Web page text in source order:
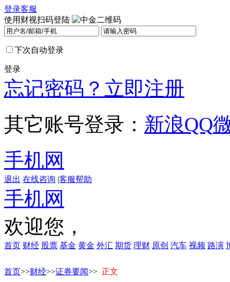
登录客服
使用财视扫码登陆
下次自动登录
登录
忘记密码？ 立即注册
其它账号登录： 新浪QQ
手机网
退出 在线咨询 |客服帮助
手机网
欢迎您，
首页 财经 股票 基金 黄金 外汇 期货 理财 原创 汽车 视频 路演
首页>>财经>>证券要闻>> 正文